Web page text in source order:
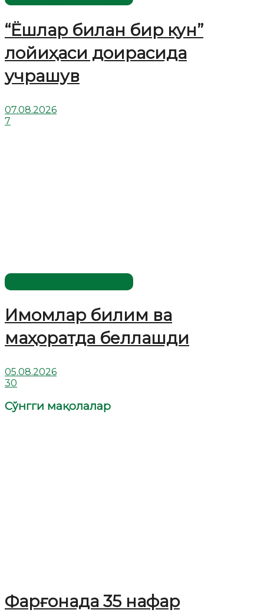
“Ёшлар билан бир кун”
лойиҳаси доирасида
учрашув
07.08.2026
7
Имомлар билим ва
маҳоратда беллашди
05.08.2026
30
Сўнгги мақолалар
Фарғонада 35 нафар